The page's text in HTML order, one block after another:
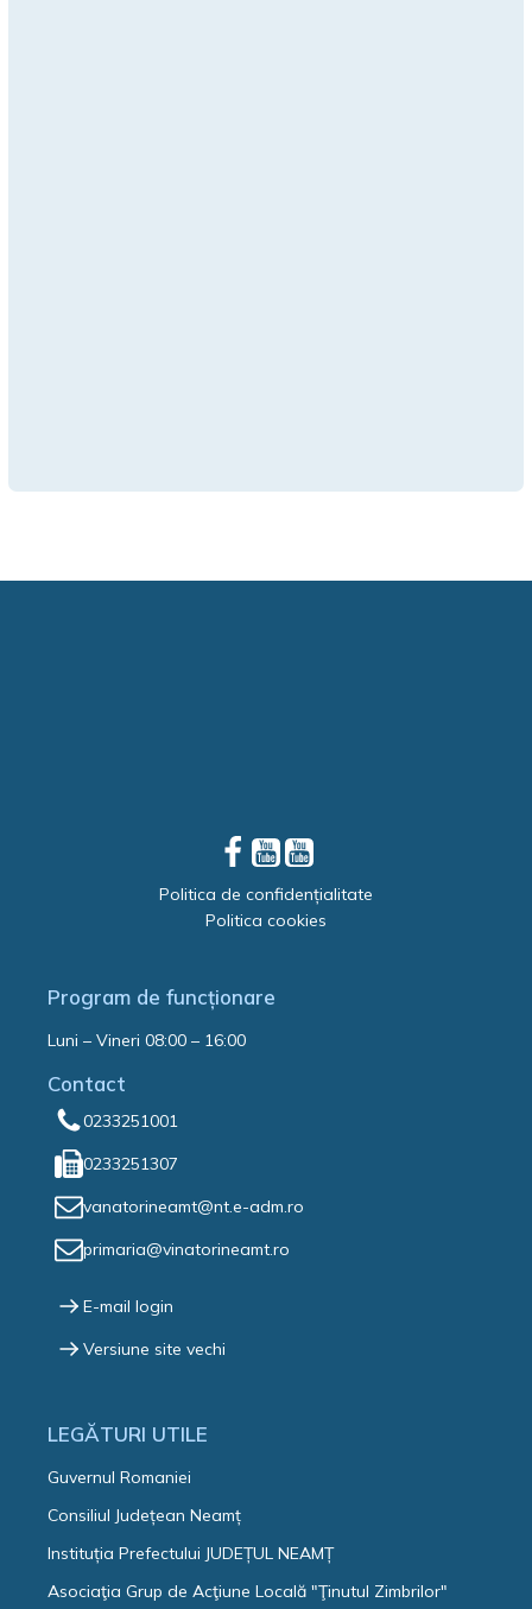
Politica de confidențialitate
Politica cookies
Program de funcționare
Luni – Vineri 08:00 – 16:00
Contact
0233251001
0233251307
vanatorineamt@nt.e-adm.ro
primaria@vinatorineamt.ro
E-mail login
Versiune site vechi
LEGĂTURI UTILE
Guvernul Romaniei
Consiliul Județean Neamț
Instituția Prefectului JUDEȚUL NEAMȚ
Asociaţia Grup de Acţiune Locală "Ţinutul Zimbrilor"